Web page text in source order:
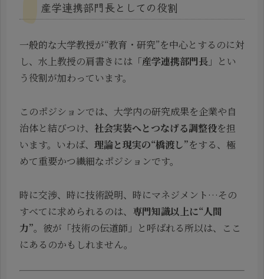
産学連携部門長としての役割
一般的な大学教授が“教育・研究”を中心とするのに対
し、水上教授の肩書きには「産学連携部門長 」とい
う役割が加わっています。
このポジションでは、大学内の研究成果を企業や自
治体と結びつけ、 社会実装へとつなげる調整役を担
います。いわば、 理論と現実の“橋渡し”をする、極
めて重要かつ繊細なポジションです。
時に交渉、時に技術説明、時にマネジメント…その
すべてに求められるのは、 専門知識以上に“人間
力”。彼が「技術の伝道師」と呼ばれる所以は、ここ
にあるのかもしれません。